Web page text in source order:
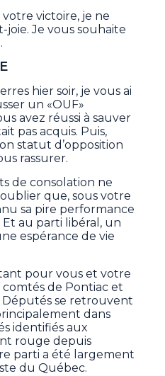
votre victoire, je ne
joie. Je vous souhaite
hier soir, je vous ai
un «OUF»
avez réussi à sauver
pas acquis. Puis,
statut d’opposition
rassurer.
de consolation ne
que, sous votre
sa pire performance
au parti libéral, un
espérance de vie
pour vous et votre
comtés de Pontiac et
Députés se retrouvent
dans
identifiés aux
rouge depuis
parti a été largement
du Québec.